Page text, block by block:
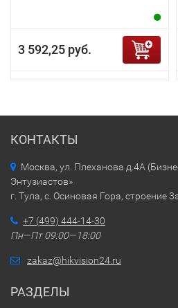
3 592,25 руб.
КОНТАКТЫ
Москва, ул. Плеханова д.4А
Энтузиастов»
г. Тула, с. Осиновая Гора, строение
+7 (499) 444-14-30
Пн—Пт 09:00—18:00
zakaz@hikvision24.ru
РАЗДЕЛЫ